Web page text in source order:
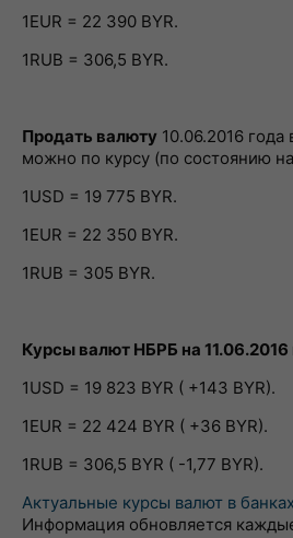
1EUR = 22 390 BYR.
1RUB = 306,5 BYR.
Продать валюту 10.06.2016
можно по курсу (по состоянию
1USD = 19 775 BYR.
1EUR = 22 350 BYR.
1RUB = 305 BYR.
Курсы валют НБРБ на 11.06.2016
1USD = 19 823 BYR ( +143 BYR).
1EUR = 22 424 BYR ( +36 BYR).
1RUB = 306,5 BYR ( -1,77 BYR).
Актуальные курсы валют в
Информация обновляется